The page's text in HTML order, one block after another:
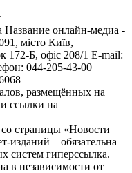
Название онлайн-медиа -
місто Київ,
Б, офіс 208/1 E-mail:
044-205-43-00
размещённых на
ссылки на
страницы «Новости
изданий – обязательна
систем гиперссылка.
в независимости от